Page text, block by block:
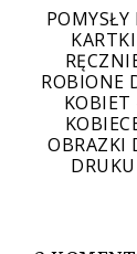
POMYSŁY
KARTKI
ROBIONE
KOBIET
OBRAZKI
DRUKU